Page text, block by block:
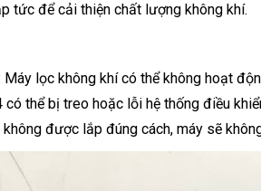
tức để cải thiện chất lượng không khí.
Máy lọc không khí có thể không hoạt
có thể bị treo hoặc lỗi hệ thống điều
không được lắp đúng cách, máy sẽ